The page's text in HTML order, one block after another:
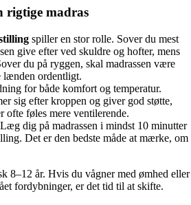
rigtige madras
spiller en stor rolle. Sover du mest
give efter ved skuldre og hofter, mens
du på ryggen, skal madrassen være
lænden ordentligt.
for både komfort og temperatur.
sig efter kroppen og giver god støtte,
ofte føles mere ventilerende.
Læg dig på madrassen i mindst 10 minutter
Det er den bedste måde at mærke, om
8–12 år. Hvis du vågner med ømhed eller
fordybninger, er det tid til at skifte.